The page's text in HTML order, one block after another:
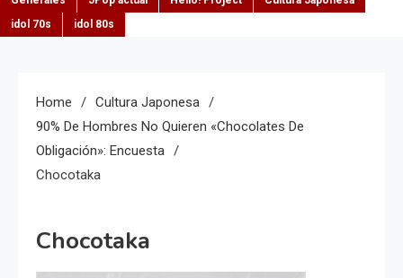
idol 70s
idol 80s
Home
Cultura Japonesa
90% De Hombres No Quieren «chocolates De
Obligación»: Encuesta
Chocotaka
Chocotaka